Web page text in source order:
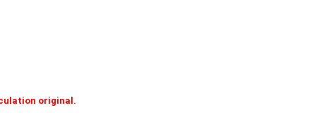
original.